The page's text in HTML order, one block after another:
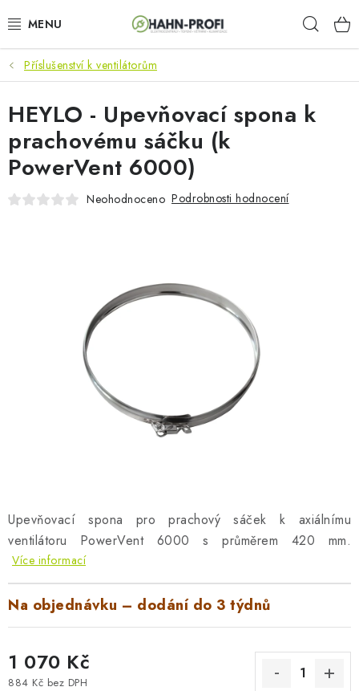
na
KLIMATIZACE
ELEKTROCENTRÁLY
ZAHRADNÍ TECHNIKA
STAVEBNÍ TECHNIKA
AKUMULAČNÍ KAMNA
ELEKTRICKÉ KRBY
Ceny přepravy
Ochrana osobních údajů
Náhradní díly Könner & Söhnen
Reklamační řád
Slovník pojmů
Návody
Novinky Blog Reference Katalog
Příslušenství k ventilátorům
Upevňovací spona pro prachový sáček k axiálnímu
ventilátoru PowerVent 6000 s průměrem 420 mm.
Více informací
Na objednávku – dodání do 3 týdnů
1 070 Kč
884 Kč bez DPH
HEYLO - Upevňovací spona k
prachovému sáčku (k
PowerVent 6000)
Neohodnoceno Podrobnosti hodnocení